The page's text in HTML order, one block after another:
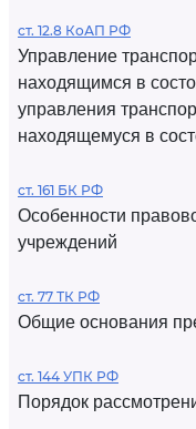
ст. 12.8 КоАП РФ
Управление
находящимся в
управления
находящемуся в
ст. 161 БК РФ
Особенности
учреждений
ст. 77 ТК РФ
Общие основания
ст. 144 УПК РФ
Порядок